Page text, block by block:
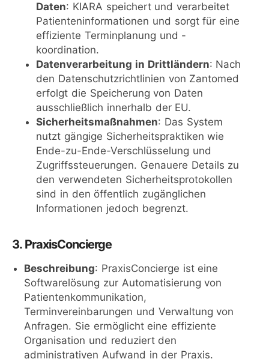
Daten: KIARA speichert und verarbeitet
Patienteninformationen und sorgt für eine
effiziente Terminplanung und -
koordination.
Datenverarbeitung in Drittländern: Nach
den Datenschutzrichtlinien von Zantomed
erfolgt die Speicherung von Daten
ausschließlich innerhalb der EU.
Sicherheitsmaßnahmen: Das System
nutzt gängige Sicherheitspraktiken wie
Ende-zu-Ende-Verschlüsselung und
Zugriffssteuerungen. Genauere Details zu
den verwendeten Sicherheitsprotokollen
sind in den öffentlich zugänglichen
Informationen jedoch begrenzt.
3. PraxisConcierge
Beschreibung: PraxisConcierge ist eine
Softwarelösung zur Automatisierung von
Patientenkommunikation,
Terminvereinbarungen und Verwaltung von
Anfragen. Sie ermöglicht eine effiziente
Organisation und reduziert den
administrativen Aufwand in der Praxis.